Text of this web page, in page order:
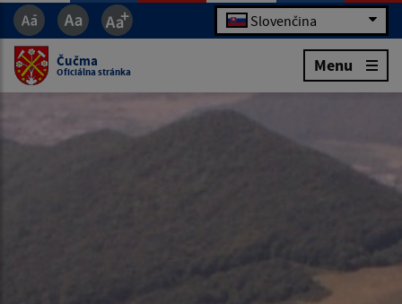
Slovenčina
Čučma
Oficiálna stránka Menu